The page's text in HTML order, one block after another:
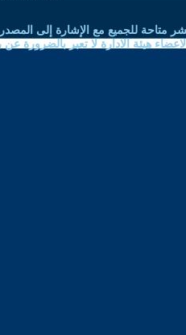
متاحة للجميع مع الإشارة إلى المصدر
هيئة الادارة لا تعبر بالضرورة عن